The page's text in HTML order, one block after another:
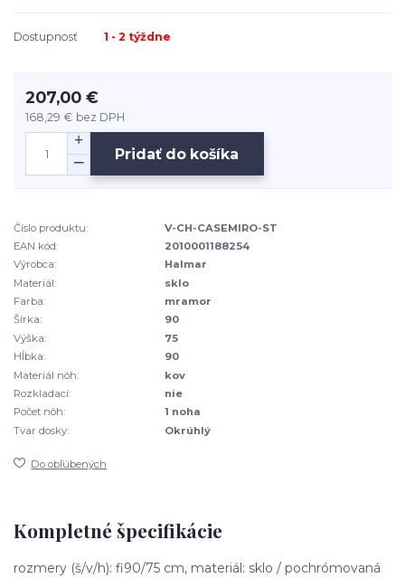
Dostupnosť 1 - 2 týždne
207,00 €
168,29 € bez DPH
Pridať do košíka
Číslo produktu:
V-CH-CASEMIRO-ST
EAN kód:
2010001188254
Výrobca:
Halmar
Materiál:
sklo
Farba:
mramor
Šírka:
90
Výška:
75
Hĺbka:
90
Materiál nôh:
kov
Rozkladací:
nie
Počet nôh:
1 noha
Tvar dosky:
Okrúhlý
Do obľúbených
Kompletné špecifikácie
rozmery (š/v/h): fi90/75 cm, materiál: sklo / pochrómovaná